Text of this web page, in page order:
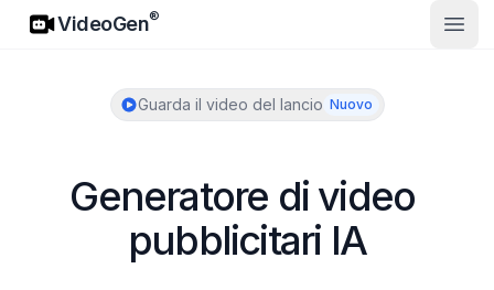
VideoGen
VideoGen®
Apri
Guarda il video del lancio Nuovo
Generatore di video
pubblicitari IA